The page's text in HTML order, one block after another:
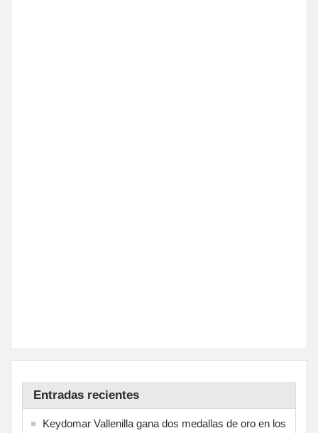
Entradas recientes
Keydomar Vallenilla gana dos medallas de oro en los